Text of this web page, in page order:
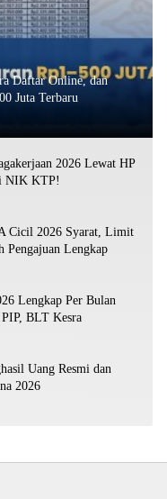
Daftar Online, dan
Juta Terbaru
2026 Lewat HP
NIK KTP!
Cicil 2026 Syarat, Limit
Pengajuan Lengkap
Lengkap Per Bulan
BLT Kesra
Uang Resmi dan
2026